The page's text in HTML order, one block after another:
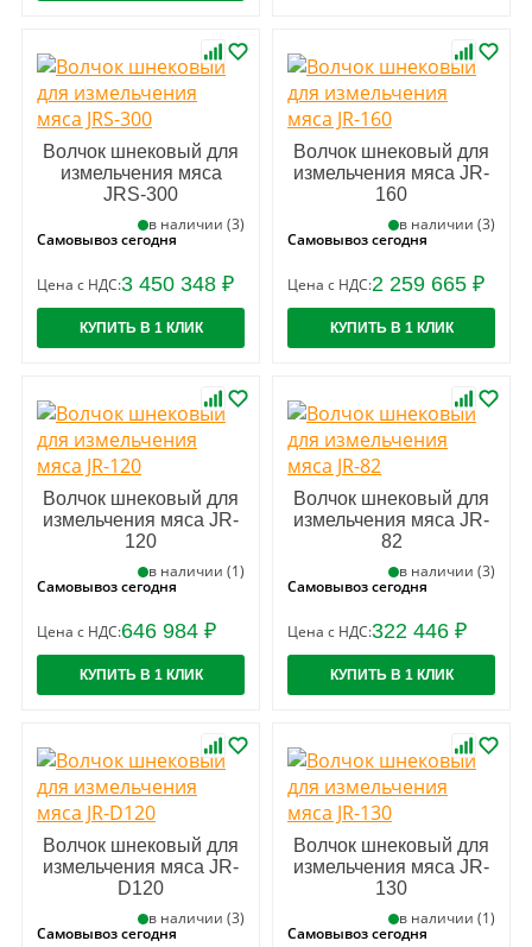
Волчок шнековый для
измельчения мяса
JRS-300
в наличии (3)
Самовывоз сегодня
Цена с НДС:3 450 348 ₽
КУПИТЬ В 1 КЛИК
Волчок шнековый для
измельчения мяса JR-
160
в наличии (3)
Самовывоз сегодня
Цена с НДС:2 259 665 ₽
КУПИТЬ В 1 КЛИК
Волчок шнековый для
измельчения мяса JR-
120
в наличии (1)
Самовывоз сегодня
Цена с НДС:646 984 ₽
КУПИТЬ В 1 КЛИК
Волчок шнековый для
измельчения мяса JR-
82
в наличии (3)
Самовывоз сегодня
Цена с НДС:322 446 ₽
КУПИТЬ В 1 КЛИК
Волчок шнековый для
измельчения мяса JR-
D120
в наличии (3)
Самовывоз сегодня
Волчок шнековый для
измельчения мяса JR-
130
в наличии (1)
Самовывоз сегодня